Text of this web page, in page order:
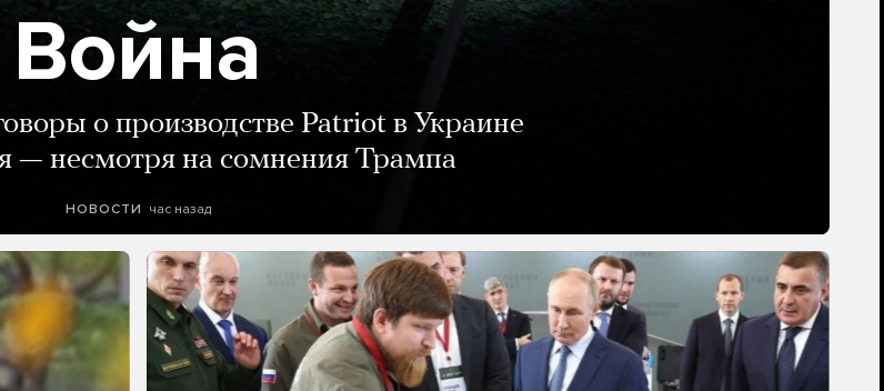
Война
о производстве Patriot в Украине
— несмотря на сомнения Трампа
НОВОСТИ час назад